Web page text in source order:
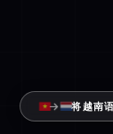
将越南